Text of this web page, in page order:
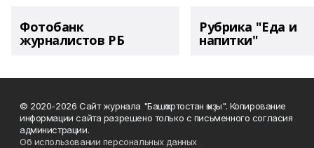
Фотобанк
журналистов РБ
Рубрика "Еда и
напитки"
© 2020-2026 Сайт журнала "Башҡортостан ҡыҙы". Копирование
информации сайта разрешено только с письменного согласия
администрации.
Об использовании персональных данных